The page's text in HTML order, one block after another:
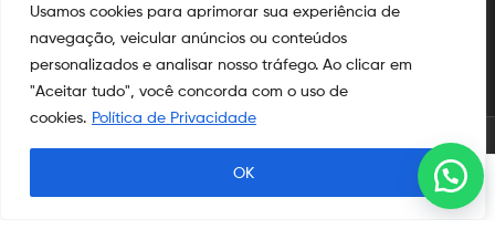
Usamos cookies para aprimorar sua experiência de
navegação, veicular anúncios ou conteúdos
personalizados e analisar nosso tráfego. Ao clicar em
"Aceitar tudo", você concorda com o uso de
cookies. Política de Privacidade
OK
são marcas registradas noINPI
Procurar
Procurar